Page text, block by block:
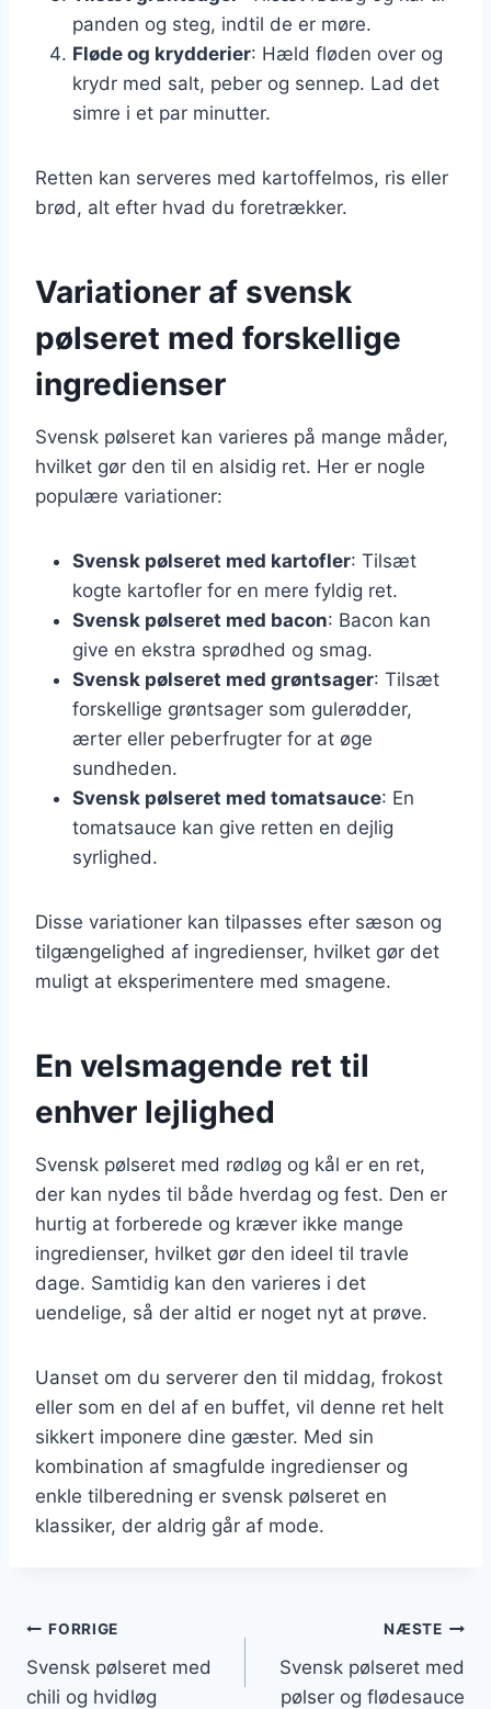
panden og steg, indtil de er møre.
Fløde og krydderier: Hæld fløden over og
krydr med salt, peber og sennep. Lad det
simre i et par minutter.
Retten kan serveres med kartoffelmos, ris eller
brød, alt efter hvad du foretrækker.
Variationer af svensk
pølseret med forskellige
ingredienser
Svensk pølseret kan varieres på mange måder,
hvilket gør den til en alsidig ret. Her er nogle
populære variationer:
Svensk pølseret med kartofler: Tilsæt
kogte kartofler for en mere fyldig ret.
Svensk pølseret med bacon: Bacon kan
give en ekstra sprødhed og smag.
Svensk pølseret med grøntsager: Tilsæt
forskellige grøntsager som gulerødder,
ærter eller peberfrugter for at øge
sundheden.
Svensk pølseret med tomatsauce: En
tomatsauce kan give retten en dejlig
syrlighed.
Disse variationer kan tilpasses efter sæson og
tilgængelighed af ingredienser, hvilket gør det
muligt at eksperimentere med smagene.
En velsmagende ret til
enhver lejlighed
Svensk pølseret med rødløg og kål er en ret,
der kan nydes til både hverdag og fest. Den er
hurtig at forberede og kræver ikke mange
ingredienser, hvilket gør den ideel til travle
dage. Samtidig kan den varieres i det
uendelige, så der altid er noget nyt at prøve.
Uanset om du serverer den til middag, frokost
eller som en del af en buffet, vil denne ret helt
sikkert imponere dine gæster. Med sin
kombination af smagfulde ingredienser og
enkle tilberedning er svensk pølseret en
klassiker, der aldrig går af mode.
Indlægsnavigation
FORRIGE
Svensk pølseret med
chili og hvidløg
NÆSTE
Svensk pølseret med
pølser og flødesauce